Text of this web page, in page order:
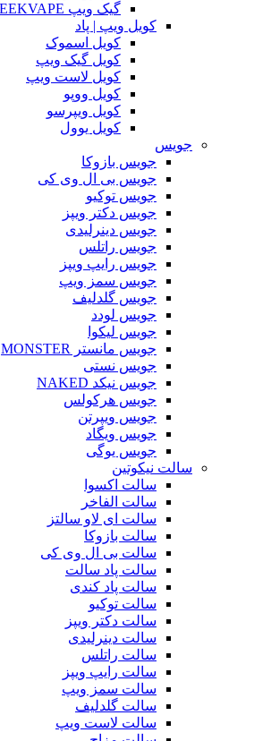
گیک ویپ GEEKVAPE
کویل ویپ | پاد
کویل اسموک
کویل گیک ویپ
کویل لاست ویپ
کویل ووپو
کویل ویپرسو
کویل یوول
جویس‌
جویس بازوکا
جویس بی ال وی کی
جویس توکیو
جویس دکتر ویپز
جویس دینرلیدی
جویس راتلس
جویس رایپ ویپز
جویس سمز ویپ
جویس گلدلیف
جویس لودد
جویس لیکوا
جویس مانستر MONSTER
جویس نستی
جویس نیکد NAKED
جویس هرکولس
جویس ویپرتن
جویس ویگاد
جویس یوگی
سالت نیکوتین
سالت اکسوا
سالت الفاخر
سالت ای لاو سالتز
سالت بازوکا
سالت بی ال وی کی
سالت پاد سالت
سالت پاد کندی
سالت توکیو
سالت دکتر ویپز
سالت دینرلیدی
سالت راتلس
سالت رایپ ویپز
سالت سمز ویپ
سالت گلدلیف
سالت لاست ویپ